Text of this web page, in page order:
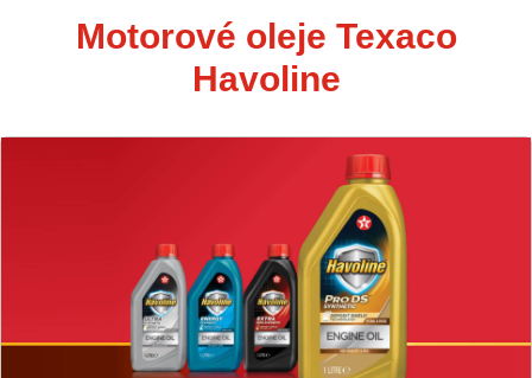
Motorové oleje Texaco
Havoline